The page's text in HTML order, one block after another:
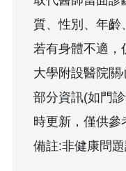
質、性別、年齡
若有身體不適，
大學附設醫院關
部分資訊(如門
時更新，僅供參
備註:非健康問